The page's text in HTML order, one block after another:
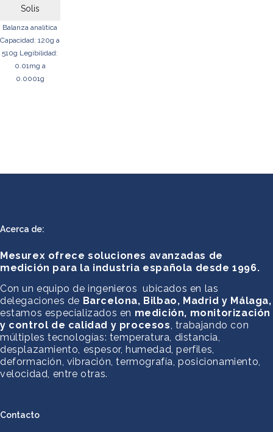
Solis
Balanza analítica
Capacidad: 120g a
510g Legibilidad:
0.01mg a
0.0001g
Acerca de:
Mesurex ofrece soluciones avanzadas de
medición para la industria española desde 1996.
Con un equipo de ingenieros ubicados en las
delegaciones de Barcelona, Bilbao, Madrid y Málaga,
estamos especializados en medición, monitorización
y control de calidad y procesos , trabajando con
múltiples tecnologías: temperatura, distancia,
desplazamiento, espesor, humedad, perfiles,
deformación, vibración, termografía, posicionamiento,
velocidad, entre otras.
Contacto